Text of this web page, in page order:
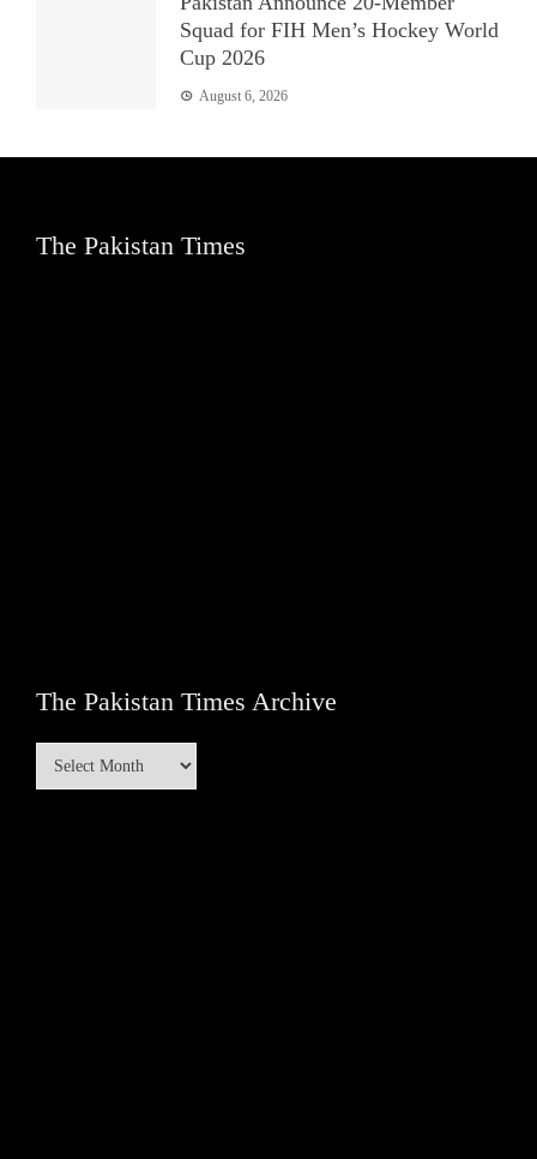
Squad for FIH Men’s Hockey World
Cup 2026
August 6, 2026
The Pakistan Times
The Pakistan Times Archive
The
Pakistan